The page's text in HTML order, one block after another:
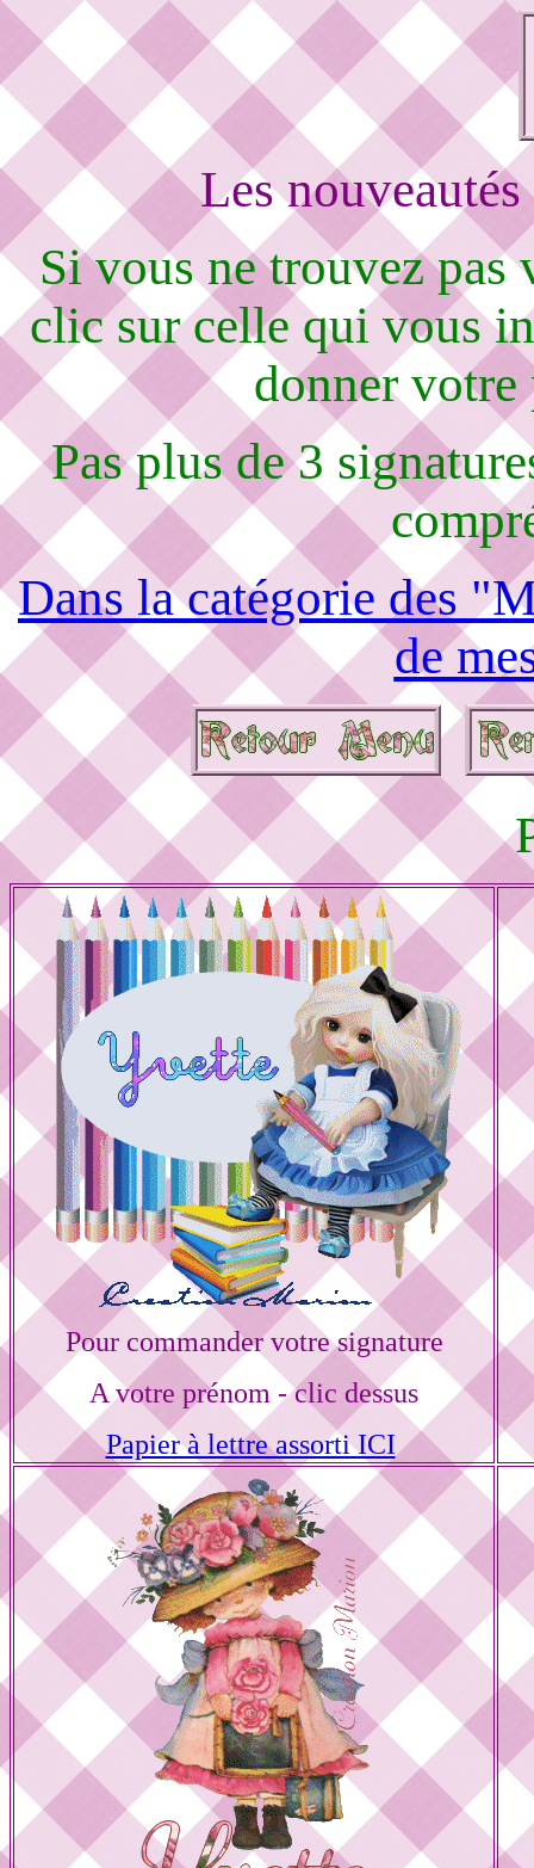
Les
Si vous ne trouvez pas
clic sur celle qui vous
donner votre
Pas plus de 3
Dans la catégorie des
de
Pour commander votre signature
A votre prénom - clic dessus
Papier à lettre assorti ICI